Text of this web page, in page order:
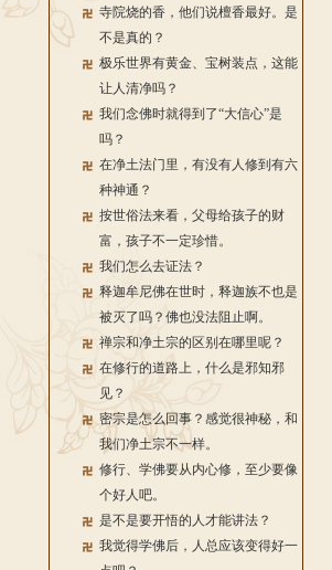
寺院烧的香，他们说檀香最好。是
不是真的？
极乐世界有黄金、宝树装点，这能
让人清净吗？
我们念佛时就得到了“大信心”是
吗？
在净土法门里，有没有人修到有六
种神通？
按世俗法来看，父母给孩子的财
富，孩子不一定珍惜。
我们怎么去证法？
释迦牟尼佛在世时，释迦族不也是
被灭了吗？佛也没法阻止啊。
禅宗和净土宗的区别在哪里呢？
在修行的道路上，什么是邪知邪
见？
密宗是怎么回事？感觉很神秘，和
我们净土宗不一样。
修行、学佛要从内心修，至少要像
个好人吧。
是不是要开悟的人才能讲法？
我觉得学佛后，人总应该变得好一